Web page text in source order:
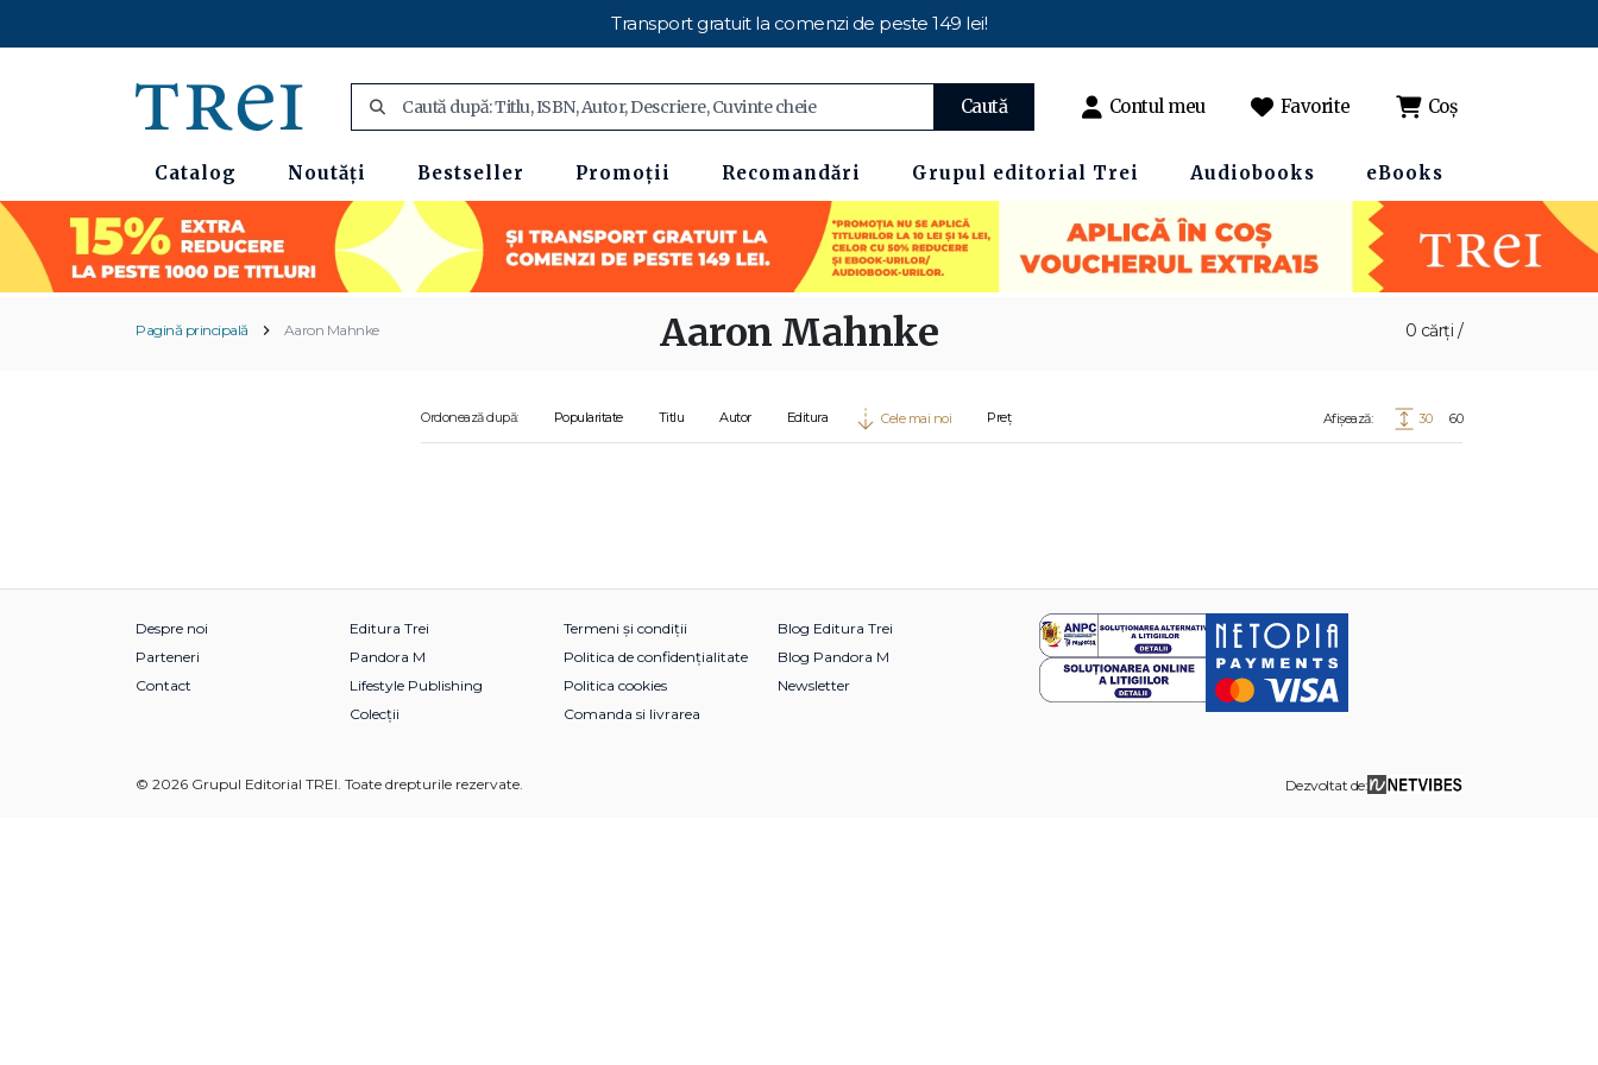
Transport gratuit la comenzi de peste 149 lei!
Caută Contul meu Favorite Coș
Catalog Noutăți Bestseller Promoții Recomandări Grupul editorial Trei Audiobooks eBooks
Pagină principală Aaron Mahnke 0 cărți /
Aaron Mahnke
Ordonează după: Popularitate Titlu Autor Editura Cele mai noi Preț Afișează: 30 60
Despre noi
Parteneri
Contact
Editura Trei
Pandora M
Lifestyle Publishing
Colecții
Termeni și condiții
Politica de confidențialitate
Politica cookies
Comanda si livrarea
Blog Editura Trei
Blog Pandora M
Newsletter
© 2026 Grupul Editorial TREI. Toate drepturile rezervate. Dezvoltat de: